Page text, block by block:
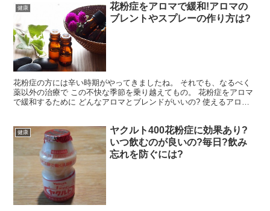
健康
花粉症をアロマで緩和!アロマの
ブレントやスプレーの作り方は?
花粉症の方には辛い時期がやってきましたね。 それでも、なるべく
薬以外の治療で この不快な季節を乗り越えてもの。 花粉症をアロマ
で緩和するために どんなアロマとブレンドがいいの? 使えるアロマ
健康
ヤクルト400花粉症に効果あり?
いつ飲むのが良いの?毎日?飲み
忘れを防ぐには?